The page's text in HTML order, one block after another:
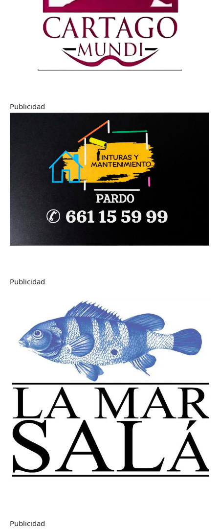
Publicidad
Publicidad
Publicidad